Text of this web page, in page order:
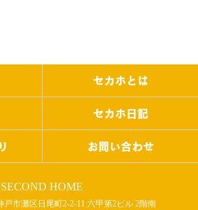
セカホとは
セカホ日記
お問い合わせ
SECOND HOME
戸市灘区日尾町2-2-11 六甲第2ビル 2階南